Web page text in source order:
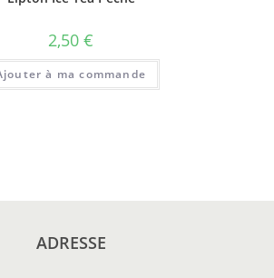
2,50 €
à ma commande
ADRESSE